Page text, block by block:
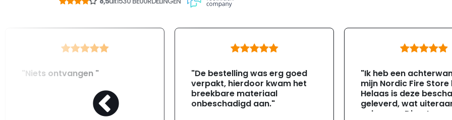
"Niets ontvangen "
"De bestelling was erg goed
verpakt, hierdoor kwam het
breekbare materiaal
onbeschadigd aan."
"Ik heb een
mijn Nordic Fire
Helaas is deze
geleverd, wat
gebeuren. Direct na